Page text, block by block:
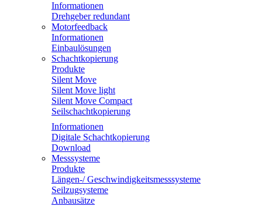
Informationen
Drehgeber redundant
Motorfeedback
Informationen
Einbaulösungen
Schachtkopierung
Produkte
Silent Move
Silent Move light
Silent Move Compact
Seilschachtkopierung
Informationen
Digitale Schachtkopierung
Download
Messsysteme
Produkte
Längen-/ Geschwindigkeitsmesssysteme
Seilzugsysteme
Anbausätze